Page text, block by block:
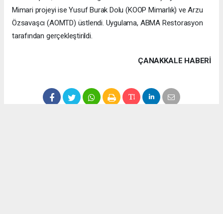
Mimari projeyi ise Yusuf Burak Dolu (KOOP Mimarlık) ve Arzu
Özsavaşcı (AOMTD) üstlendi. Uygulama, ABMA Restorasyon
tarafından gerçekleştirildi.
ÇANAKKALE HABERİ